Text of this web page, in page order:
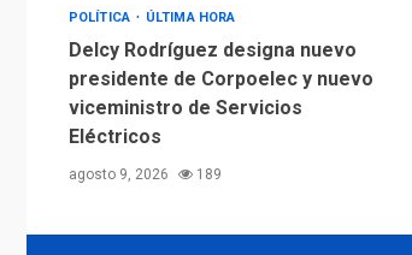
POLÍTICA ÚLTIMA HORA
Delcy Rodríguez designa nuevo
presidente de Corpoelec y nuevo
viceministro de Servicios
Eléctricos
agosto 9, 2026 189